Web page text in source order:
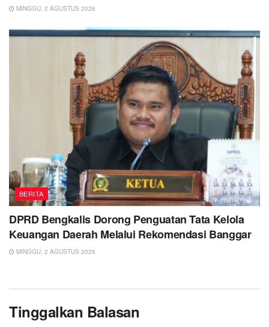
MINGGU, 2 AGUSTUS 2026
BERITA
DPRD Bengkalis Dorong Penguatan Tata Kelola
Keuangan Daerah Melalui Rekomendasi Banggar
MINGGU, 2 AGUSTUS 2026
Tinggalkan Balasan